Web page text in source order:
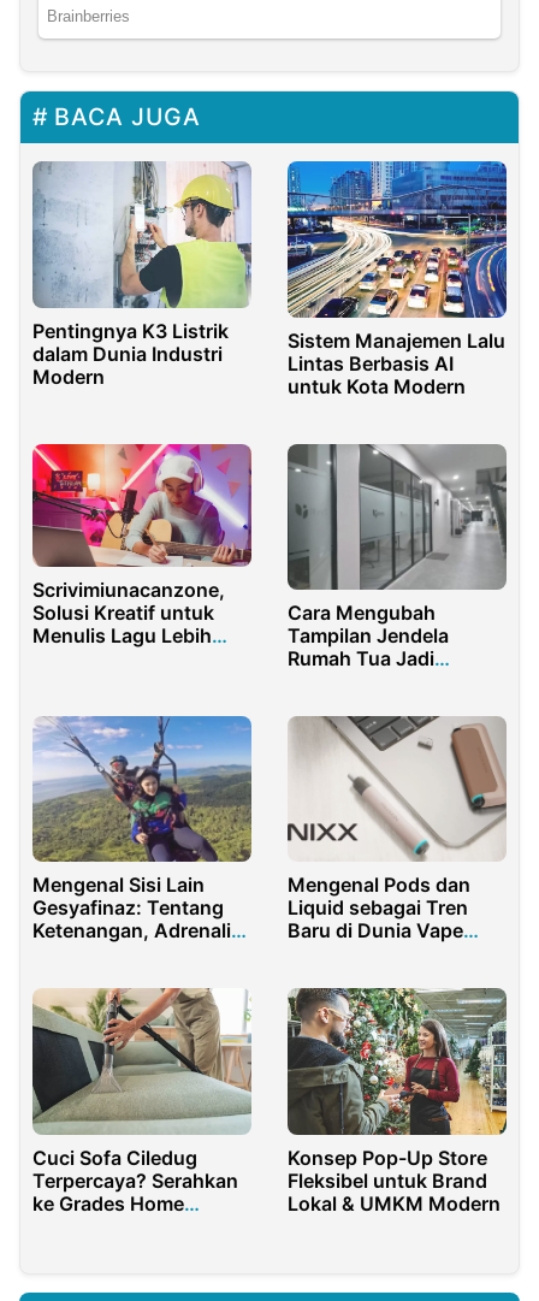
BACA JUGA
Pentingnya K3 Listrik
dalam Dunia Industri
Modern
Sistem Manajemen Lalu
Lintas Berbasis AI
untuk Kota Modern
Scrivimiunacanzone,
Solusi Kreatif untuk
Menulis Lagu Lebih
Cara Mengubah
Tampilan Jendela
Rumah Tua Jadi
Mengenal Sisi Lain
Gesyafinaz: Tentang
Ketenangan, Adrenalin,
Mengenal Pods dan
Liquid sebagai Tren
Baru di Dunia Vape
Cuci Sofa Ciledug
Terpercaya? Serahkan
ke Grades Home
Konsep Pop-Up Store
Fleksibel untuk Brand
Lokal & UMKM Modern